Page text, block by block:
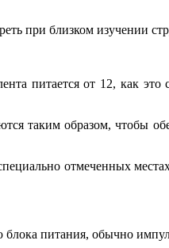
при близком изучении
питается от 12, как это
таким образом, чтобы
отмеченных
питания, обычно